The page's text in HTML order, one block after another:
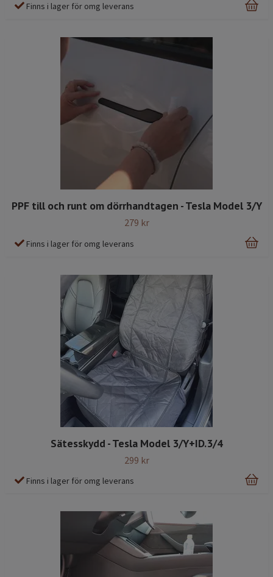
Finns i lager för omg leverans
PPF till och runt om dörrhandtagen - Tesla Model 3/Y
279 kr
Finns i lager för omg leverans
Sätesskydd - Tesla Model 3/Y+ID.3/4
299 kr
Finns i lager för omg leverans